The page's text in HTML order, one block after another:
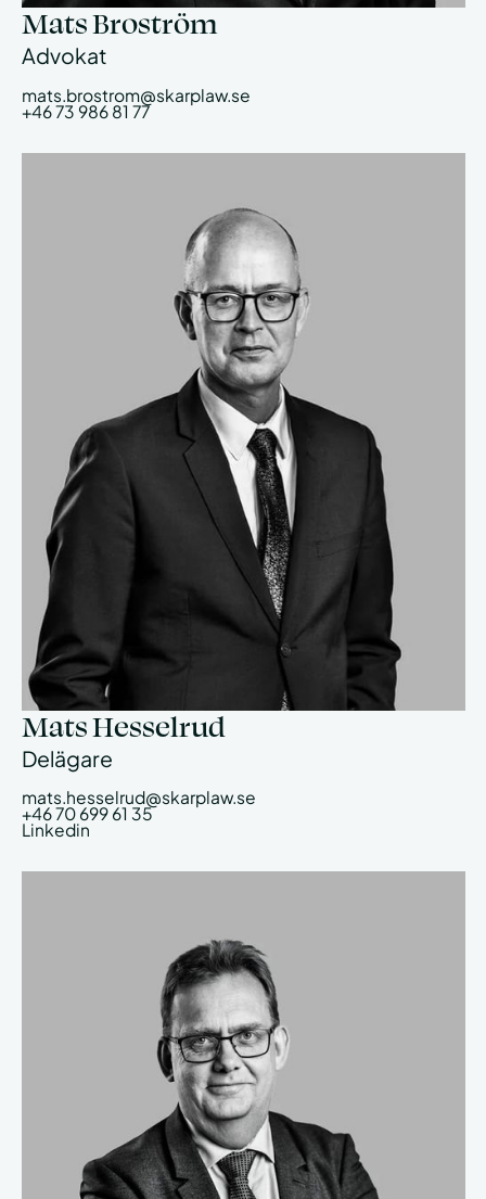
Mats Broström
Advokat
mats.brostrom@skarplaw.se
+46 73 986 81 77
Mats Hesselrud
Delägare
mats.hesselrud@skarplaw.se
+46 70 699 61 35
Linkedin